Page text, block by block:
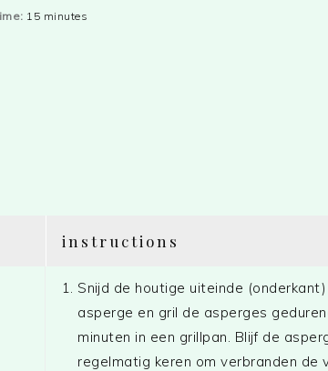
15 minutes
instructions
Snijd de houtige uiteinde
asperge en gril de asperges
minuten in een grillpan. Blijf de
regelmatig keren om verbranden de